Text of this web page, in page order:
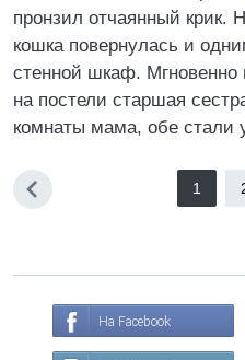
пронзил отчаянный крик.
кошка повернулась и
стенной шкаф. Мгновенно
на постели старшая
комнаты мама, обе стали
1
На Facebook